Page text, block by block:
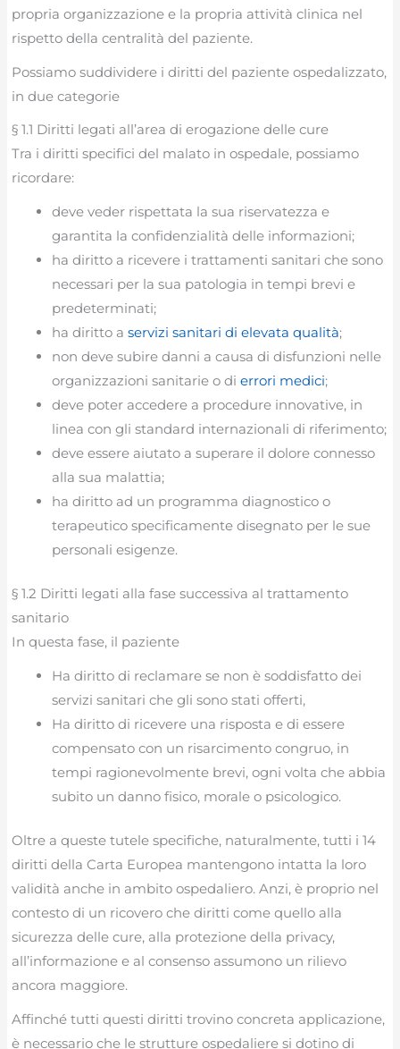
propria organizzazione e la propria attività clinica nel
rispetto della centralità del paziente.
Possiamo suddividere i diritti del paziente ospedalizzato,
in due categorie
§ 1.1 Diritti legati all’area di erogazione delle cure
Tra i diritti specifici del malato in ospedale, possiamo
ricordare:
deve veder rispettata la sua riservatezza e
garantita la confidenzialità delle informazioni;
ha diritto a ricevere i trattamenti sanitari che sono
necessari per la sua patologia in tempi brevi e
predeterminati;
ha diritto aservizi sanitari di elevata qualità;
non deve subire danni a causa di disfunzioni nelle
organizzazioni sanitarie o dierrori medici;
deve poter accedere a procedure innovative, in
linea con gli standard internazionali di riferimento;
deve essere aiutato a superare il dolore connesso
alla sua malattia;
ha diritto ad un programma diagnostico o
terapeutico specificamente disegnato per le sue
personali esigenze.
§ 1.2 Diritti legati alla fase successiva al trattamento
sanitario
In questa fase, il paziente
Ha diritto di reclamare se non è soddisfatto dei
servizi sanitari che gli sono stati offerti,
Ha diritto di ricevere una risposta e di essere
compensato con un risarcimento congruo, in
tempi ragionevolmente brevi, ogni volta che abbia
subito un danno fisico, morale o psicologico.
Oltre a queste tutele specifiche, naturalmente, tutti i 14
diritti della Carta Europea mantengono intatta la loro
validità anche in ambito ospedaliero. Anzi, è proprio nel
contesto di un ricovero che diritti come quello alla
sicurezza delle cure, alla protezione della privacy,
all’informazione e al consenso assumono un rilievo
ancora maggiore.
Affinché tutti questi diritti trovino concreta applicazione,
è necessario che le strutture ospedaliere si dotino di